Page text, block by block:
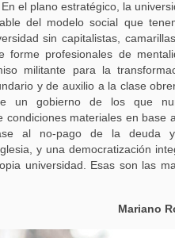
el plano estratégico, la
del modelo social que
sin capitalistas,
forme profesionales de
militante para la
y de auxilio a la clase
un gobierno de los que
condiciones materiales en base
al no-pago de la deuda
y una democratización
universidad. Esas son las
Mariano